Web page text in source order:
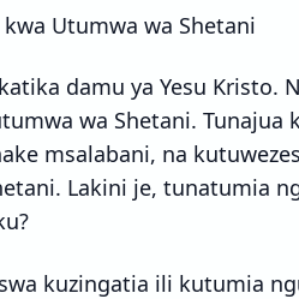
Utumwa wa Shetani
damu ya Yesu Kristo.
wa Shetani. Tunajua
msalabani, na
Lakini je, tunatumia
kuzingatia ili kutumia